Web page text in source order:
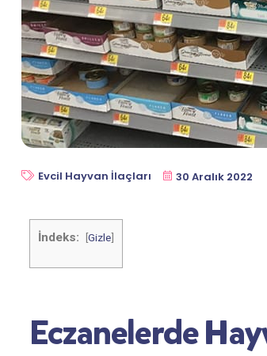
Evcil Hayvan İlaçları 30 Aralık 2022
İndeks: [Gizle]
Eczanelerde